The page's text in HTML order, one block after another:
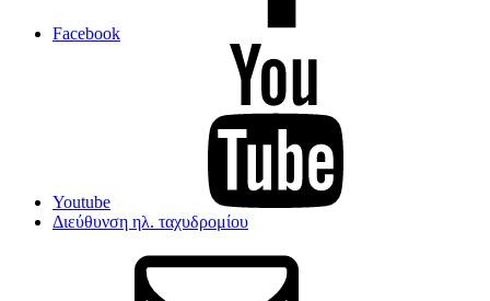
Facebook
Youtube
Διεύθυνση ηλ. ταχυδρομίου